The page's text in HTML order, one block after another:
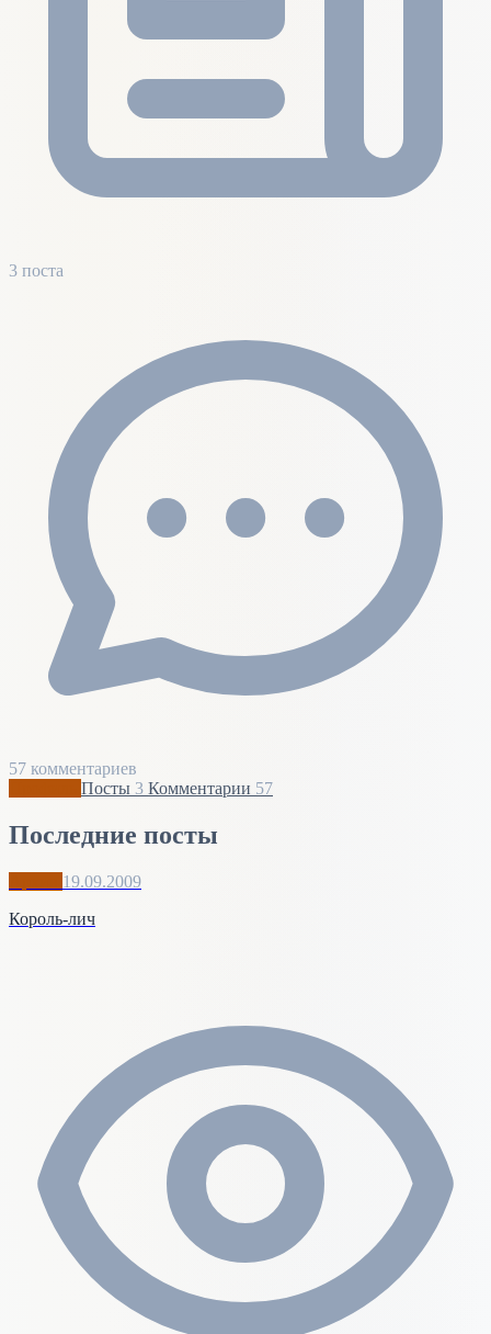
3 поста
57 комментариев
Посты 3 Комментарии 57
Последние посты
19.09.2009
Король-лич